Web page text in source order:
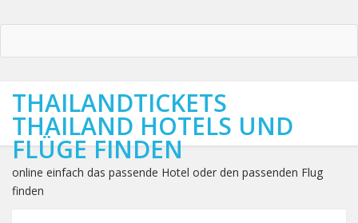
THAILANDTICKETS
THAILAND HOTELS UND
FLÜGE FINDEN
online einfach das passende Hotel oder den passenden Flug
finden